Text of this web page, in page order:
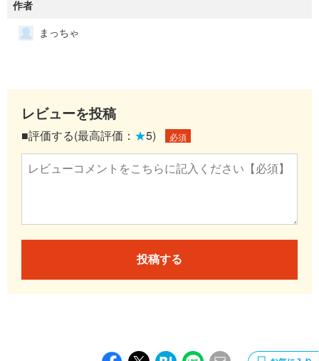
作者
まっちゃ
レビューを投稿
■評価する(最高評価： ★5) 必須
投稿する